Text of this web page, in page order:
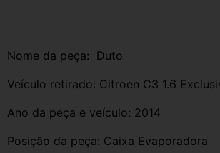
Nome da peça:  Duto
Veículo retirado: Citroen C3 1.6
Ano da peça e veículo: 2014
Posição da peça: Caixa Evaporadora